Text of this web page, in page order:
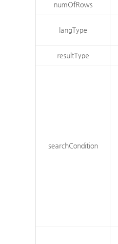
numOfRows
langType
resultType
searchCondition